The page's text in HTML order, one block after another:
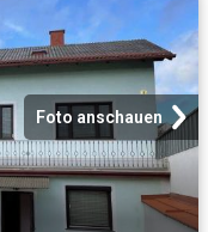
Foto anschauen